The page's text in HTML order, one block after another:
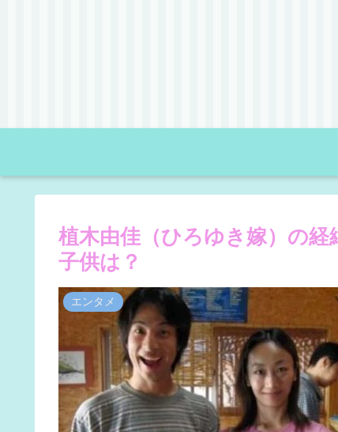
植木由佳（ひろゆき嫁）の
子供は？
エンタメ